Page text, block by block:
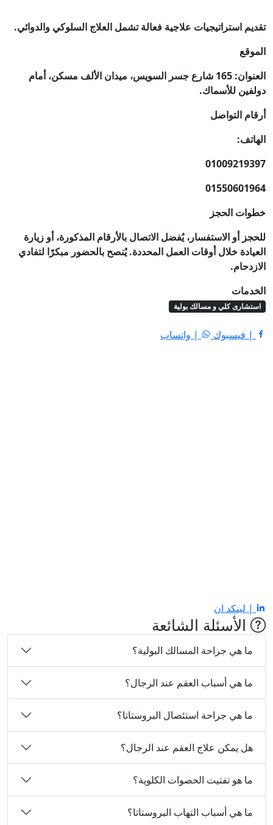
تقديم استراتيجيات علاجية فعالة تشمل العلاج السلوكي والدوائي.
الموقع
العنوان: 165 شارع جسر السويس، ميدان الألف مسكن، أمام
دولفين للأسماك.
أرقام التواصل
الهاتف:
01009219397
01550601964
خطوات الحجز
للحجز أو الاستفسار، يُفضل الاتصال بالأرقام المذكورة، أو زيارة
العيادة خلال أوقات العمل المحددة. يُنصح بالحضور مبكرًا لتفادي
الازدحام.
الخدمات
استشارى كلي و مسالك بولية
| فيسبوك | واتساب
| لينكد ان
الأسئلة الشائعة
ما هي جراحة المسالك البولية؟
ما هي أسباب العقم عند الرجال؟
ما هي جراحة استئصال البروستاتا؟
هل يمكن علاج العقم عند الرجال؟
ما هو تفتيت الحصوات الكلوية؟
ما هي أسباب التهاب البروستاتا؟